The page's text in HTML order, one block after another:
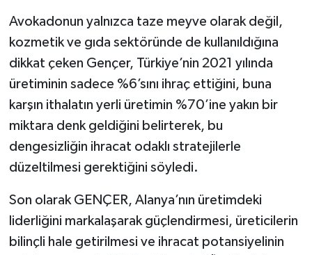
Avokadonun yalnızca taze meyve olarak değil,
kozmetik ve gıda sektöründe de kullanıldığına
dikkat çeken Gençer, Türkiye’nin 2021 yılında
üretiminin sadece %6’sını ihraç ettiğini, buna
karşın ithalatın yerli üretimin %70’ine yakın bir
miktara denk geldiğini belirterek, bu
dengesizliğin ihracat odaklı stratejilerle
düzeltilmesi gerektiğini söyledi.
Son olarak GENÇER, Alanya’nın üretimdeki
liderliğini markalaşarak güçlendirmesi, üreticilerin
bilinçli hale getirilmesi ve ihracat potansiyelinin